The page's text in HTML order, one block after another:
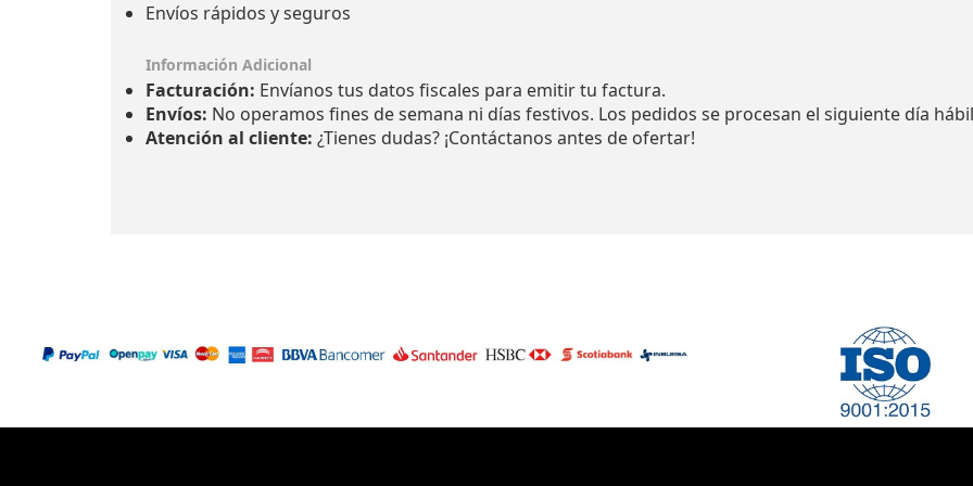
Envíos rápidos y seguros
Información Adicional
Facturación: Envíanos tus datos fiscales para emitir tu factura.
Envíos: No operamos fines de semana ni días festivos. Los pedidos se procesan el siguiente día
Atención al cliente: ¿Tienes dudas? ¡Contáctanos antes de ofertar!